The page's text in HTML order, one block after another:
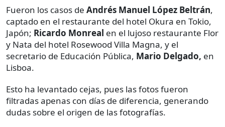
Fueron los casos de Andrés Manuel López Beltrán,
captado en el restaurante del hotel Okura en Tokio,
Japón; Ricardo Monreal en el lujoso restaurante Flor
y Nata del hotel Rosewood Villa Magna, y el
secretario de Educación Pública, Mario Delgado, en
Lisboa.
Esto ha levantado cejas, pues las fotos fueron
filtradas apenas con días de diferencia, generando
dudas sobre el origen de las fotografías.